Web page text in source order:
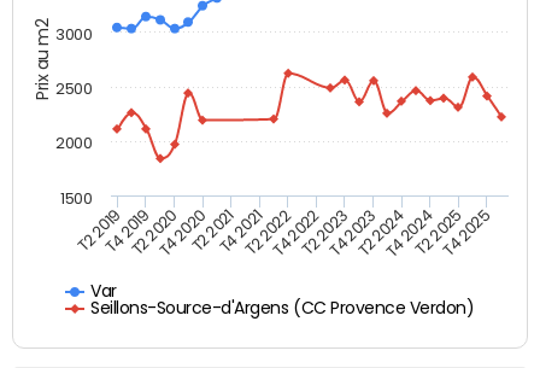
Prix au m2
Var
Seillons-Source-d'Argens (CC Provence Verdon)
T2 2019T4 2019T2 2020T4 2020T2 2021T4 2021T2 2022T4 2022T2 2023T4 2023T2 2024T4 2024T2 2025T4 2025
1500
2000
2500
3000